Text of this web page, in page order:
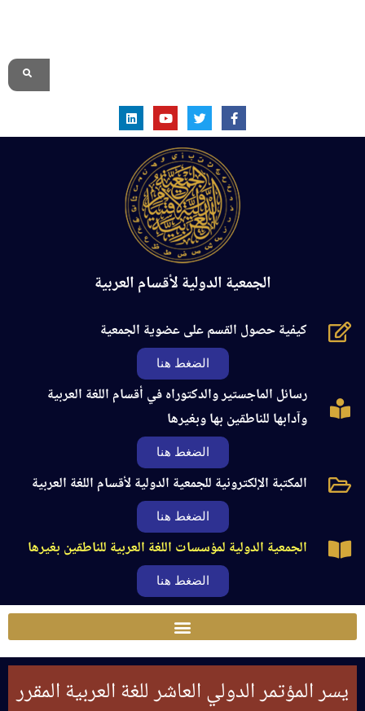
الجمعية الدولية لأقسام العربية
كيفية حصول القسم على عضوية الجمعية
الضغط هنا
رسائل الماجستير والدكتوراه في أقسام اللغة العربية
وآدابها للناطقين بها وبغيرها
الضغط هنا
المكتبة الإلكترونية للجمعية الدولية لأقسام اللغة العربية
الضغط هنا
الجمعية الدولية لمؤسسات اللغة العربية للناطقين بغيرها
الضغط هنا
يسر المؤتمر الدولي العاشر للغة العربية المقرر